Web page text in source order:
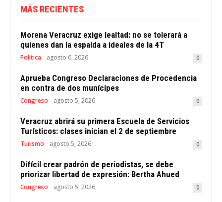
MÁS RECIENTES
Morena Veracruz exige lealtad: no se tolerará a
quienes dan la espalda a ideales de la 4T
Politica agosto 6, 2026 0
Aprueba Congreso Declaraciones de Procedencia
en contra de dos munícipes
Congreso agosto 5, 2026 0
Veracruz abrirá su primera Escuela de Servicios
Turísticos: clases inician el 2 de septiembre
Turismo agosto 5, 2026 0
Difícil crear padrón de periodistas, se debe
priorizar libertad de expresión: Bertha Ahued
Congreso agosto 5, 2026 0